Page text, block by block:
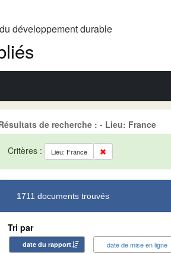
développement durable
de recherche : - Lieu: France
Critères : Lieu: France
1711 documents trouvés
Tri par
date du rapport date de mise en ligne